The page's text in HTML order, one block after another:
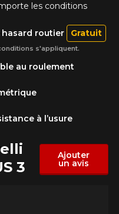
les conditions
au roulement
à l’usure
hasard routier Gratuit
s'appliquent.
3
Ajouter
un avis